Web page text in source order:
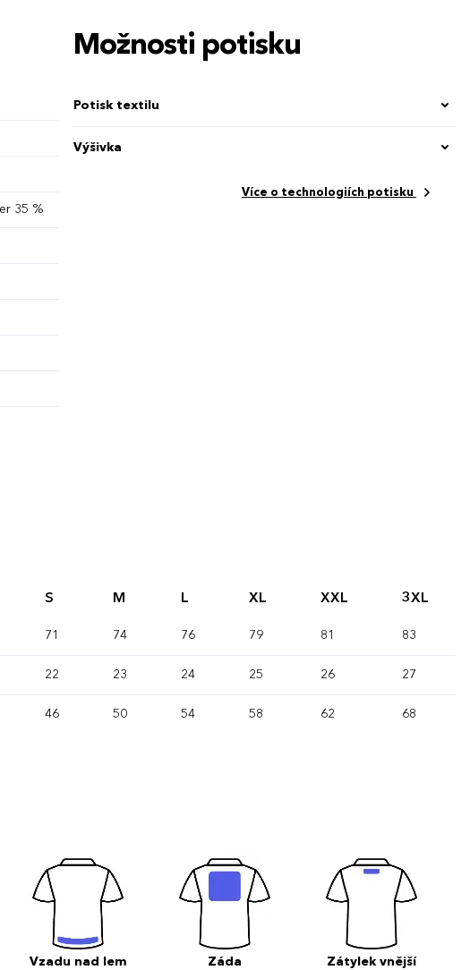
35 %
Možnosti potisku
Potisk textilu
Výšivka
Více o technologiích potisku
S M L XL XXL 3XL
71 74 76 79 81 83
22 23 24 25 26 27
46 50 54 58 62 68
Vzadu nad lem Záda Zátylek vnější